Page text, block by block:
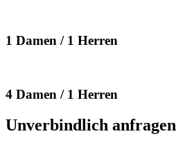
1 Damen / 1 Herren
4 Damen / 1 Herren
Unverbindlich anfragen